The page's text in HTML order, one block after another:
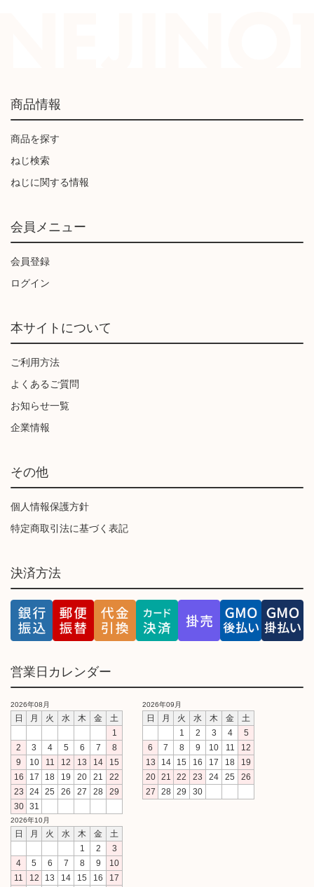
商品情報
商品を探す
ねじ検索
ねじに関する情報
会員メニュー
会員登録
ログイン
本サイトについて
ご利用方法
よくあるご質問
お知らせ一覧
企業情報
その他
個人情報保護方針
特定商取引法に基づく表記
決済方法
営業日カレンダー
2026年08月
日 月 火 水 木 金
土
1
2
3 4 5 6 7
8
9
10 11 12 13 14
15
16
17 18 19 20 21
22
23
24 25 26 27 28
29
30
31
2026年09月
日 月 火 水 木 金
土
1
2 3 4
5
6
7 8 9 10 11
12
13
14 15 16 17 18
19
20
21 22 23 24 25
26
27
28 29 30
2026年10月
日 月 火 水 木 金
土
1
2
3
4
5 6 7 8 9
10
11
12 13 14 15 16 17